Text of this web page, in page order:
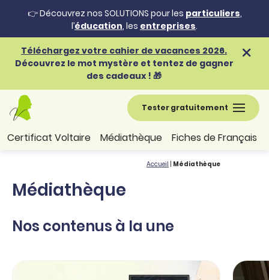
👉 Découvrez nos SOLUTIONS pour les particuliers,
l’éducation, les entreprises.
Téléchargez votre cahier de vacances 2026.
Découvrez le mot mystère et tentez de gagner
des cadeaux ! 🎁
Tester gratuitement
Certificat Voltaire Médiathèque Fiches de Français
Accueil Médiathèque
Médiathèque
Nos contenus à la une